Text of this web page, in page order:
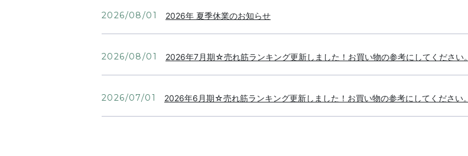
2026/08/01 2026年 夏季休業のお知らせ
2026/08/01 2026年7月期☆売れ筋ランキング更新しました！お買い物の参考にしてください。
2026/07/01 2026年6月期☆売れ筋ランキング更新しました！お買い物の参考にしてください。